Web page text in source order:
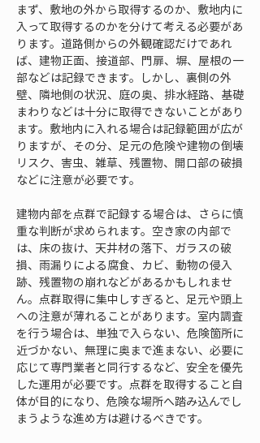
まず、敷地の外から取得するのか、敷地内に
入って取得するのかを分けて考える必要があ
ります。道路側からの外観確認だけであれ
ば、建物正面、接道部、門扉、塀、屋根の一
部などは記録できます。しかし、裏側の外
壁、隣地側の状況、庭の奥、排水経路、基礎
まわりなどは十分に取得できないことがあり
ます。敷地内に入れる場合は記録範囲が広が
りますが、その分、足元の危険や建物の倒壊
リスク、害虫、雑草、残置物、開口部の破損
などに注意が必要です。
建物内部を点群で記録する場合は、さらに慎
重な判断が求められます。空き家の内部で
は、床の抜け、天井材の落下、ガラスの破
損、雨漏りによる腐食、カビ、動物の侵入
跡、残置物の崩れなどがあるかもしれませ
ん。点群取得に集中しすぎると、足元や頭上
への注意が薄れることがあります。室内調査
を行う場合は、単独で入らない、危険箇所に
近づかない、無理に奥まで進まない、必要に
応じて専門業者と同行するなど、安全を優先
した運用が必要です。点群を取得すること自
体が目的になり、危険な場所へ踏み込んでし
まうような進め方は避けるべきです。